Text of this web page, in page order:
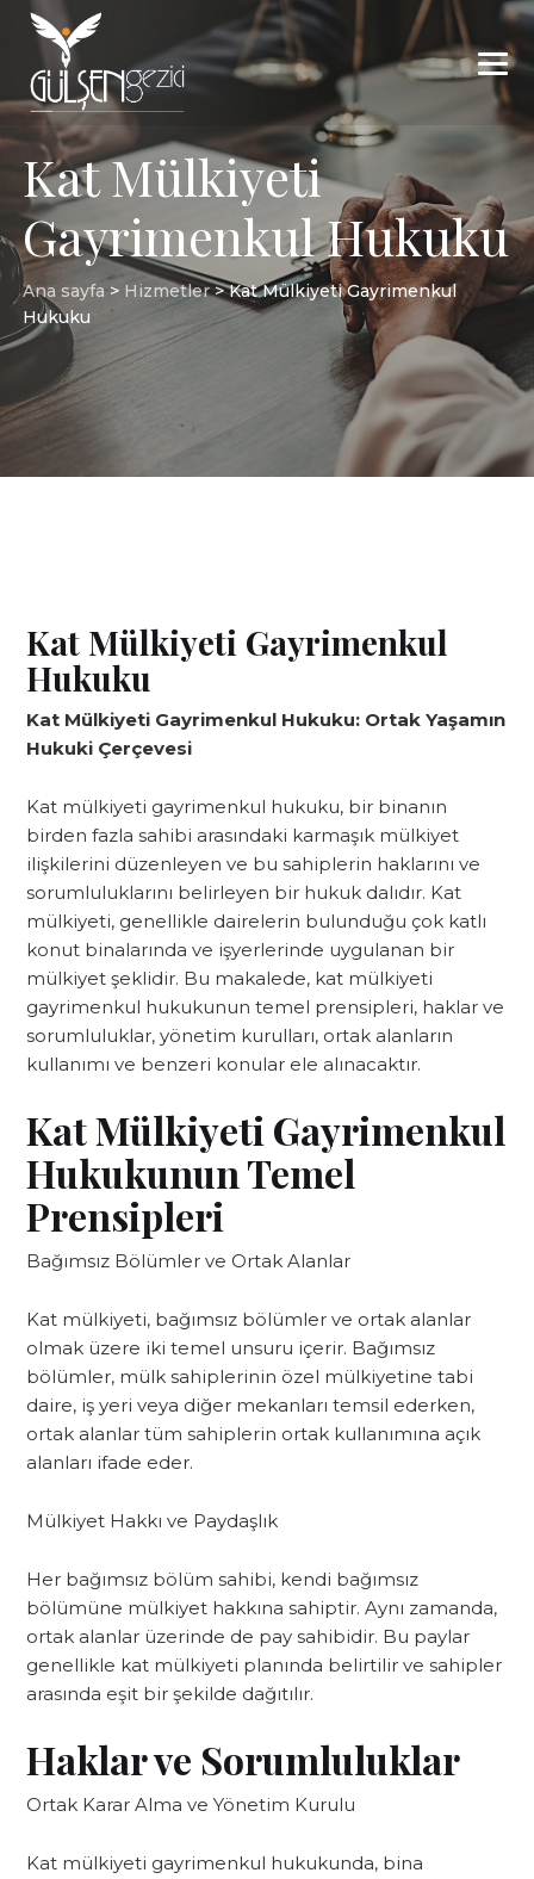
Kat Mülkiyeti
Gayrimenkul Hukuku
Ana sayfa > Hizmetler >Kat Mülkiyeti Gayrimenkul
Hukuku
Kat Mülkiyeti Gayrimenkul
Hukuku
Kat Mülkiyeti Gayrimenkul Hukuku: Ortak Yaşamın
Hukuki Çerçevesi
Kat mülkiyeti gayrimenkul hukuku, bir binanın
birden fazla sahibi arasındaki karmaşık mülkiyet
ilişkilerini düzenleyen ve bu sahiplerin haklarını ve
sorumluluklarını belirleyen bir hukuk dalıdır. Kat
mülkiyeti, genellikle dairelerin bulunduğu çok katlı
konut binalarında ve işyerlerinde uygulanan bir
mülkiyet şeklidir. Bu makalede, kat mülkiyeti
gayrimenkul hukukunun temel prensipleri, haklar ve
sorumluluklar, yönetim kurulları, ortak alanların
kullanımı ve benzeri konular ele alınacaktır.
Kat Mülkiyeti Gayrimenkul
Hukukunun Temel
Prensipleri
Bağımsız Bölümler ve Ortak Alanlar
Kat mülkiyeti, bağımsız bölümler ve ortak alanlar
olmak üzere iki temel unsuru içerir. Bağımsız
bölümler, mülk sahiplerinin özel mülkiyetine tabi
daire, iş yeri veya diğer mekanları temsil ederken,
ortak alanlar tüm sahiplerin ortak kullanımına açık
alanları ifade eder.
Mülkiyet Hakkı ve Paydaşlık
Her bağımsız bölüm sahibi, kendi bağımsız
bölümüne mülkiyet hakkına sahiptir. Aynı zamanda,
ortak alanlar üzerinde de pay sahibidir. Bu paylar
genellikle kat mülkiyeti planında belirtilir ve sahipler
arasında eşit bir şekilde dağıtılır.
Haklar ve Sorumluluklar
Ortak Karar Alma ve Yönetim Kurulu
Kat mülkiyeti gayrimenkul hukukunda, bina